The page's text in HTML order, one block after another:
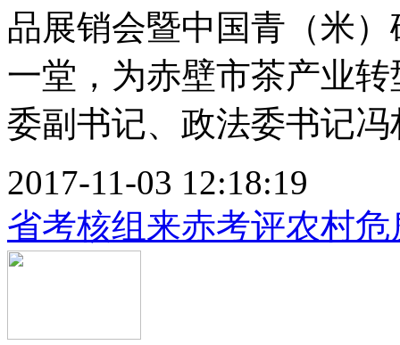
品展销会暨中国青（米
一堂，为赤壁市茶产业
委副书记、政法委书记冯
2017-11-03 12:18:19
省考核组来赤考评农村